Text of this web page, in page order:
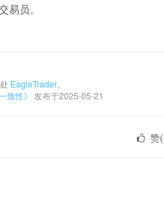
员。
EagleTrader。
致性》 发布于2025-05-21
赞(